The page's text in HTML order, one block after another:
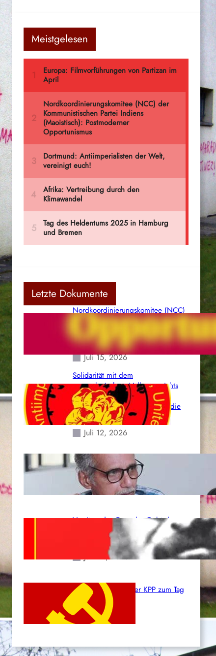
Meistgelesen
Letzte Dokumente
Nordkoordinierungskomitee (NCC)
der Kommunistischen Partei Indiens
(Maoistisch): Postmoderner
Opportunismus
Juli 15, 2026
Solidarität mit dem
venezolanischem Volk angesichts
der verlorenen Leben und der
katastrophalen Situation durch die
Erdbeben des 24. Juni!
Juli 12, 2026
Indien: „Die Politik der
Kapitulation“ von K. Murali (Ajith)
Juli 1, 2026
Vorsitzender Gonzalo: Gebt das
Leben für die Partei und die
Juni 19, 2026
Beschluss des ZK der KPP zum Tag
des Heldentums
Juni 19, 2026